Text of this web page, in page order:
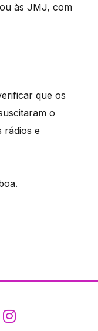
às JMJ, com
que os
o
rádios e
Aceder ao
Aceder ao